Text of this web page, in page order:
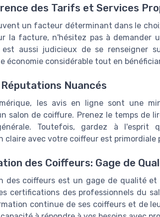
des Tarifs et Services
un facteur déterminant dans le
la facture, n'hésitez pas à
est aussi judicieux de se renseigner
économie considérable tout en
Nuancés
les avis en ligne sont une
salon de coiffure. Prenez le temps de
Toutefois, gardez à l'esprit
claire avec votre coiffeur est
des Coiffeurs: Gage de
des coiffeurs est un gage de qualité
certifications des professionnels du
continue de ses coiffeurs et de